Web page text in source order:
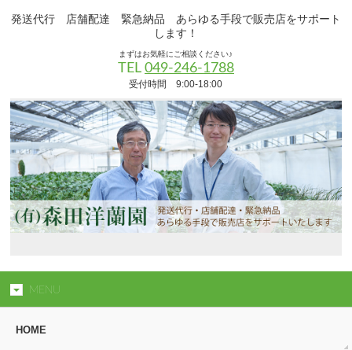
発送代行 店舗配達 緊急納品 あらゆる手段で販売店をサポート
します！
まずはお気軽にご相談ください♪
TEL 049-246-1788
受付時間 9:00-18:00
MENU
HOME